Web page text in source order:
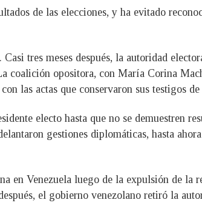
de las elecciones, y ha evitado
tres meses después, la autoridad
coalición opositora, con María Corina
las actas que conservaron sus testigos de
electo hasta que no se demuestren
gestiones diplomáticas, hasta
en Venezuela luego de la expulsión de la
el gobierno venezolano retiró la